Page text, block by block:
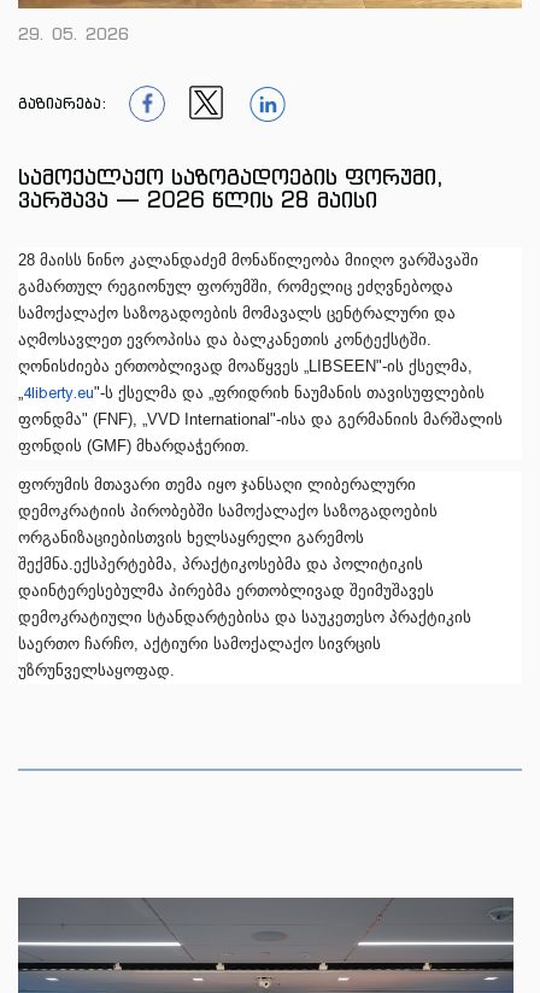
29. 05. 2026
გაზიარება:
სამოქალაქო საზოგადოების ფორუმი,
ვარშავა — 2026 წლის 28 მაისი
28 მაისს ნინო კალანდაძემ მონაწილეობა მიიღო ვარშავაში
გამართულ რეგიონულ ფორუმში, რომელიც ეძღვნებოდა
სამოქალაქო საზოგადოების მომავალს ცენტრალური და
აღმოსავლეთ ევროპისა და ბალკანეთის კონტექსტში.
ღონისძიება ერთობლივად მოაწყვეს „LIBSEEN"-ის ქსელმა,
„4liberty.eu"-ს ქსელმა და „ფრიდრიხ ნაუმანის თავისუფლების
ფონდმა" (FNF), „VVD International"-ისა და გერმანიის მარშალის
ფონდის (GMF) მხარდაჭერით.
ფორუმის მთავარი თემა იყო ჯანსაღი ლიბერალური
დემოკრატიის პირობებში სამოქალაქო საზოგადოების
ორგანიზაციებისთვის ხელსაყრელი გარემოს
შექმნა.ექსპერტებმა, პრაქტიკოსებმა და პოლიტიკის
დაინტერესებულმა პირებმა ერთობლივად შეიმუშავეს
დემოკრატიული სტანდარტებისა და საუკეთესო პრაქტიკის
საერთო ჩარჩო, აქტიური სამოქალაქო სივრცის
უზრუნველსაყოფად.